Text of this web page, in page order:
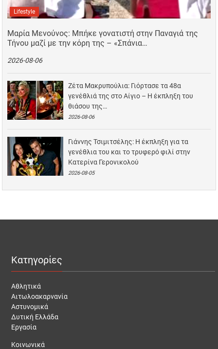
Lifestyle
Μαρία Μενούνος: Μπήκε γονατιστή στην Παναγιά της
Τήνου μαζί με την κόρη της – «Σπάνια…
2026-08-06
Ζέτα Μακρυπούλια: Γιόρτασε τα 48α
γενέθλιά της στο Αίγιο – Η έκπληξη του
θιάσου της…
2026-08-06
Γιάννης Τσιμιτσέλης: Η έκπληξη για τα
γενέθλια του και το τρυφερό φιλί στην
Κατερίνα Γερονικολού
2026-08-05
Κατηγορίες
Αθλητικά
Αιτωλοακαρνανία
Αστυνομικά
Δυτική Ελλάδα
Εργασία
Κοινωνικά